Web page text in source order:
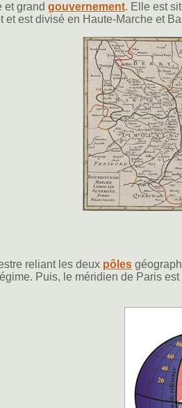
et grand gouvernement. Elle est
et est divisé en Haute-Marche et
reliant les deux pôles
Puis, le méridien de Paris